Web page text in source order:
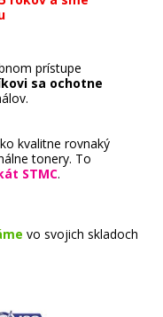
prístupe
sa ochotne
kvalitne rovnaký
tonery. To
STMC.
vo svojich skladoch